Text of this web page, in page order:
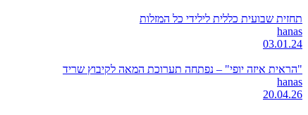
תחזית שבועית כללית לילידי כל המזלות
hanas
03.01.24
"הראית איזה יופי" – נפתחה תערוכת המאה לקיבוץ שריד
hanas
20.04.26